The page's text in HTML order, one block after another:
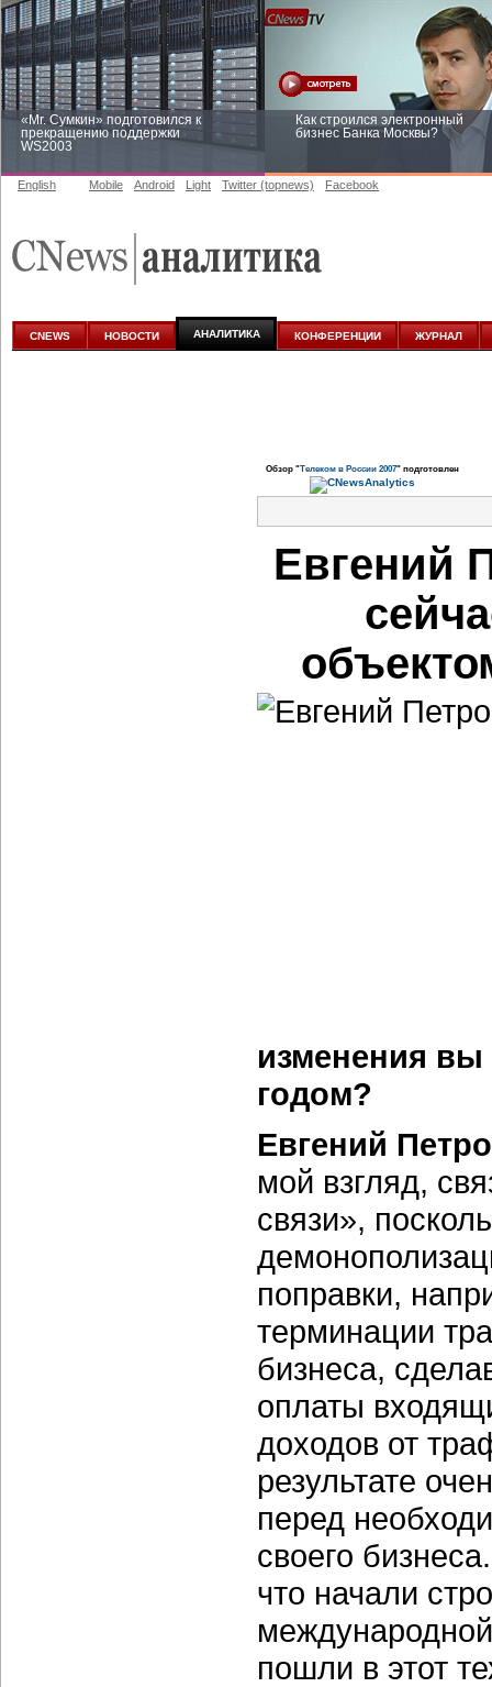
«Mr. Сумкин» подготовился к
прекращению поддержки
WS2003
Как строился электронный
бизнес Банка Москвы?
аналитике
English Mobile Android Light Twitter (topnews) Facebook
CNEWS НОВОСТИ АНАЛИТИКА КОНФЕРЕНЦИИ ЖУРНАЛ
Обзор "Телеком в России 2007" подготовлен
Евгений
изменения
годом?
Евгений
мой взгляд,
связи»,
поправки,
терминации
бизнеса,
оплаты
доходов от
результате
перед
своего
что начали
пошли в этот